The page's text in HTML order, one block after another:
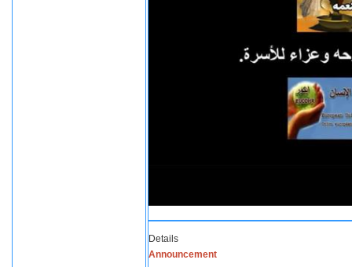
Details
Announcement